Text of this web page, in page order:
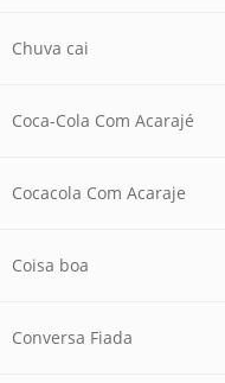
Chuva cai
Coca-Cola Com Acarajé
Cocacola Com Acaraje
Coisa boa
Conversa Fiada